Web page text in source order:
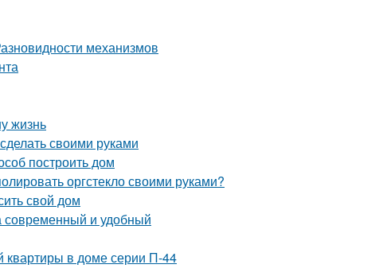
механизмов
жизнь
своими руками
построить дом
оргстекло своими руками?
свой дом
современный и удобный
квартиры в доме серии П-44